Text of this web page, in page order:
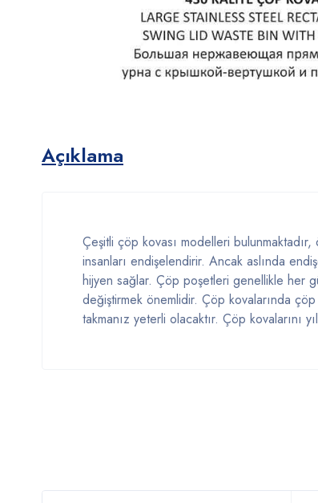
Açıklama
Çeşitli çöp kovası modelleri
insanları endişelendirir. Ancak aslında
hijyen sağlar. Çöp poşetleri genellikle her
değiştirmek önemlidir. Çöp kovalarında
takmanız yeterli olacaktır. Çöp kovalarını